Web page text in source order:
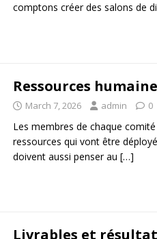
comptons créer des salons de
Ressources
March 7, 2026 admin 0
Les membres de chaque
ressources qui vont être
doivent aussi penser au […]
Livrables et